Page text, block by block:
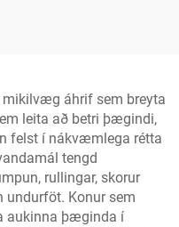
áhrif sem breyta
leita að betri þægindi,
felst í nákvæmlega rétta
tengd
rullingar, skorur
undurföt. Konur sem
aukinna þæginda í